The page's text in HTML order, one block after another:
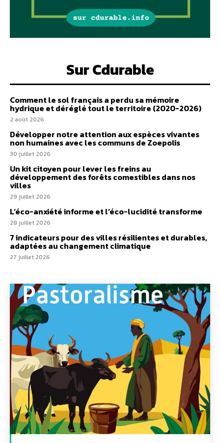
Sur Cdurable
Comment le sol français a perdu sa mémoire
hydrique et déréglé tout le territoire (2020-2026)
2 août 2026
Développer notre attention aux espèces vivantes
non humaines avec les communs de Zoepolis
30 juillet 2026
Un kit citoyen pour lever les freins au
développement des forêts comestibles dans nos
villes
29 juillet 2026
L’éco-anxiété informe et l’éco-lucidité transforme
28 juillet 2026
7 indicateurs pour des villes résilientes et durables,
adaptées au changement climatique
27 juillet 2026